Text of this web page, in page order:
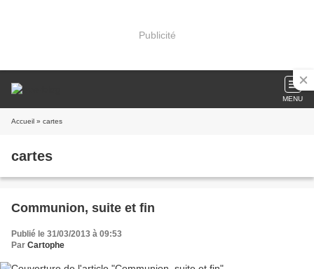
Publicité
MENU
Accueil » cartes
cartes
Communion, suite et fin
Publié le 31/03/2013 à 09:53
Par Cartophe